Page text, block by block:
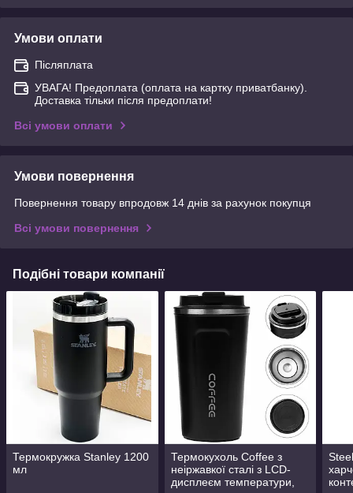
Умови оплати
Післяплата
УВАГА! Предоплата (оплата на картку приватбанку).
Доставка тільки після предоплати!
Всі умови оплати
Умови повернення
Повернення товару впродовж 14 днів за рахунок покупця
Всі умови повернення
Подібні товари компанії
Термокружка Stanley 1200
мл
Термокухоль Coffee з
неіржавкої сталі з LCD-
дисплеєм температури,